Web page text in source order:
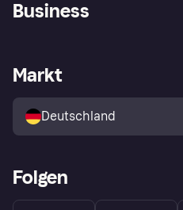
Klarna App
Shops entdecken
Käuferschutzrichtlinie
Business
Händlerportal
Markt
Deutschland
Folgen